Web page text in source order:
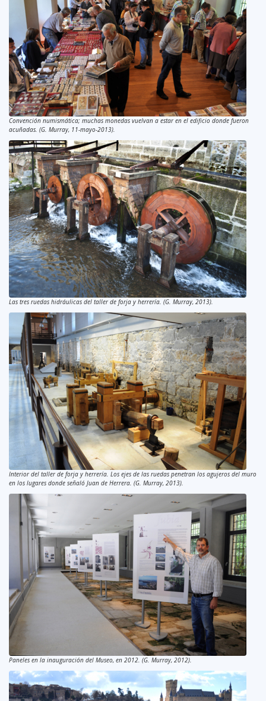
Convención numismática; muchas monedas vuelvan a estar en el edificio donde fueron
acuñadas. (G. Murray, 11-mayo-2013).
Las tres ruedas hidráulicas del taller de forja y herrería. (G. Murray, 2013).
Interior del taller de forja y herrería. Los ejes de las ruedas penetran los agujeros del muro
en los lugares donde señaló Juan de Herrera. (G. Murray, 2013).
Paneles en la inauguración del Museo, en 2012. (G. Murray, 2012).